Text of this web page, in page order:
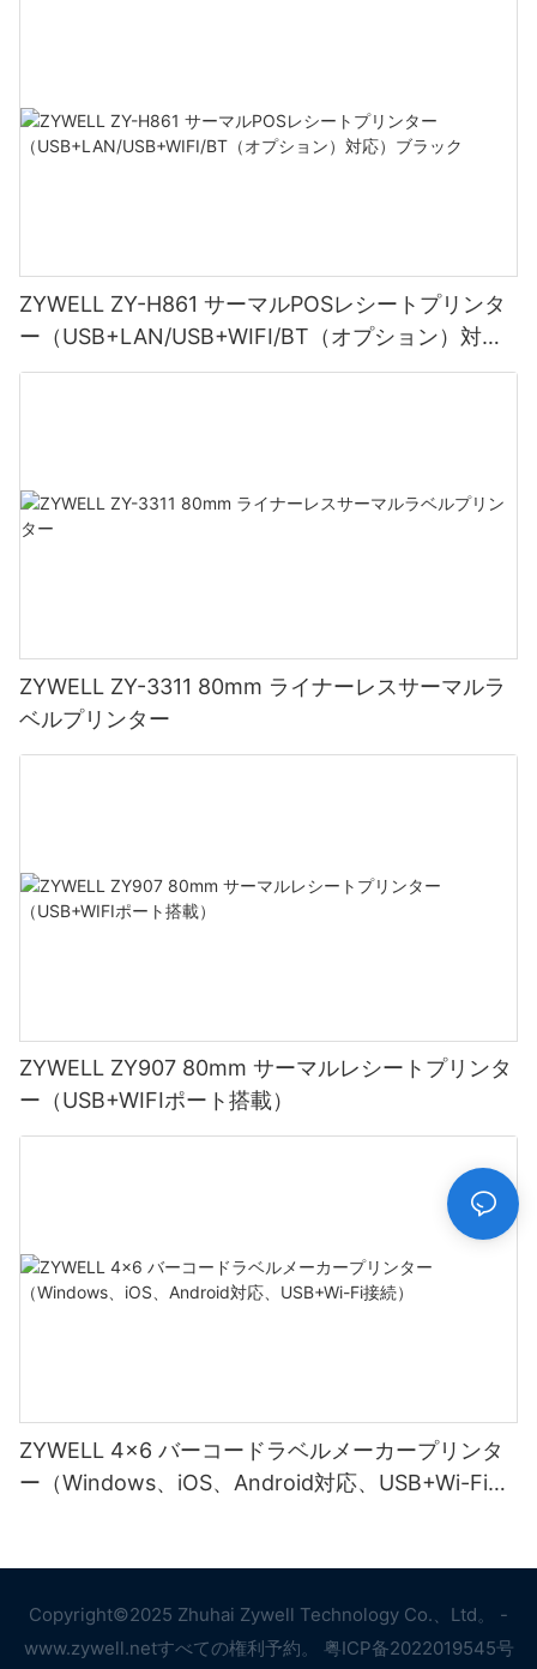
ZYWELL ZY-H861 サーマルPOSレシートプリンタ
ー（USB+LAN/USB+WIFI/BT（オプション）対
応）ブラック
ZYWELL ZY-3311 80mm ライナーレスサーマルラ
ベルプリンター
ZYWELL ZY907 80mm サーマルレシートプリンタ
ー（USB+WIFIポート搭載）
ZYWELL 4x6 バーコードラベルメーカープリンタ
ー（Windows、iOS、Android対応、USB+Wi-Fi接
Copyright©2025 Zhuhai Zywell Technology Co.、Ltd。 -
www.zywell.netすべての権利予約。 粤ICP备2022019545号